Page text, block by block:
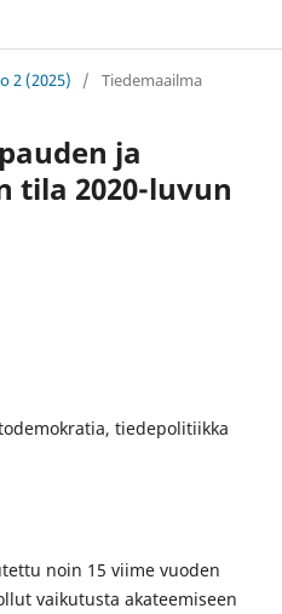
2 (2025) / Tiedemaailma
ja
tila 2020-luvun
tiedepolitiikka
noin 15 viime vuoden
vaikutusta akateemiseen